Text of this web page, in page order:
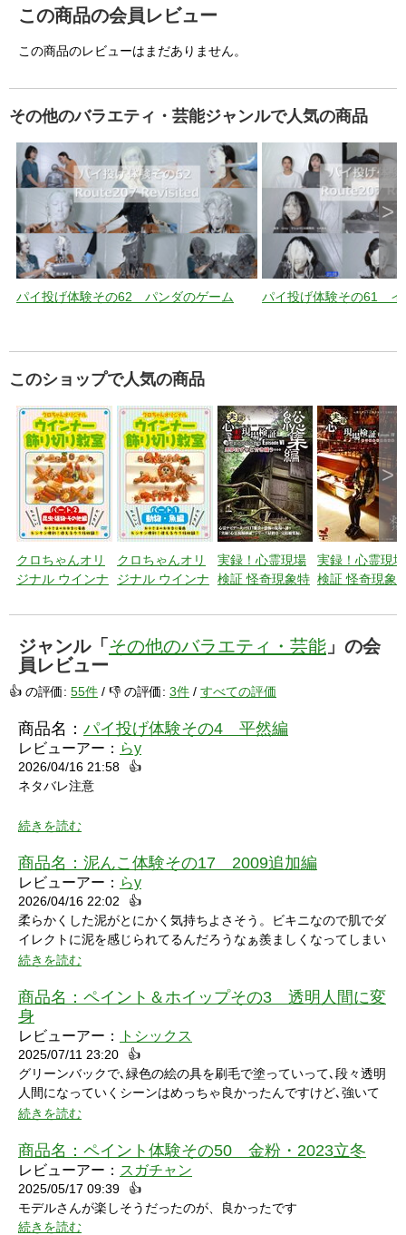
この商品の会員レビュー
この商品のレビューはまだありません。
その他のバラエティ・芸能ジャンルで人気の商品
パイ投げ体験その62 パンダのゲーム パイ投げ体験その61 イ
>
このショップで人気の商品
クロちゃんオリ
ジナル ウインナ
パート2 昆虫・
植物・その他編
クロちゃんオリ
ジナル ウインナ
パート1 動物・
魚編
実録！心霊現場
検証 怪奇現象特
ード6 【総集
編】悪夢はずっ
と付き纏
実録！心霊現場
検証 怪奇現象
ード4
>
ジャンル「 その他のバラエティ・芸能 」の会
員レビュー
👍 の評価: 55件 / 👎 の評価: 3件 / すべての評価
商品名： パイ投げ体験その4 平然編
レビューアー： らy
2026/04/16 21:58
👍
ネタバレ注意
シャワーシーンで「お腹にぶつけられたら声出ちゃうだろうな」
と思っていたところにパイをちょうどぶつけられ「予想が当たっ
たw」と笑ってしまいました。リアクションもクールな見た目に
い悔しさを滲ませながら罰ゲームを受けている姿にドキドキして
しまいました。
続きを読む
商品名： 泥んこ体験その17 2009追加編
レビューアー： らy
2026/04/16 22:02
👍
柔らかくした泥がとにかく気持ちよさそう。ビキニなので肌でダ
イレクトに泥を感じられてるんだろうなぁ羨ましくなってしまい
ました。
続きを読む
商品名： ペイント＆ホイップその3 透明人間に変
身
レビューアー： トシックス
2025/07/11 23:20
👍
グリーンバックで､緑色の絵の具を刷毛で塗っていって､段々透明
人間になっていくシーンはめっちゃ良かったんですけど､強いて
言うなら､上半身だけで無くて､全身も透明になる所も見てみたい
続きを読む
商品名： ペイント体験その50 金粉・2023立冬
レビューアー： スガチャン
2025/05/17 09:39
👍
モデルさんが楽しそうだったのが、良かったです
続きを読む